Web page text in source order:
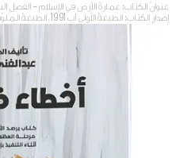
إصدارِ الكتابِ: الطبعةُ الأولى آب 1991 ، الطبعةُ الملوّنة 2020 اسمُ الكاتبِ: جميل عبد القادر أكبر